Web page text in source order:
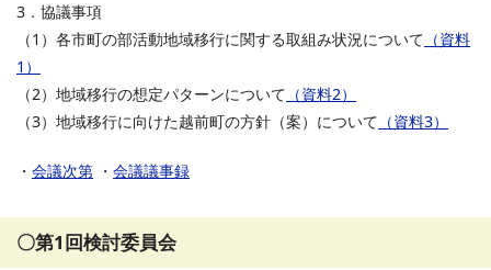
3．協議事項
（1）各市町の部活動地域移行に関する取組み状況について （資料
1）
（2）地域移行の想定パターンについて （資料2）
（3）地域移行に向けた越前町の方針（案）について （資料3）
・ 会議次第 ・ 会議議事録
〇第1回検討委員会